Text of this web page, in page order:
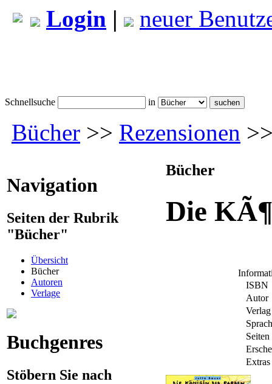
Login | neuer
Schnellsuche in
Bücher >> Rezensionen
Navigation
Seiten der Rubrik
"Bücher"
Übersicht
Bücher
Autoren
Verlage
Buchgenres
Stöbern Sie nach
Bücher
Die
ISBN
Autor
Verlag
Seiten
Extras